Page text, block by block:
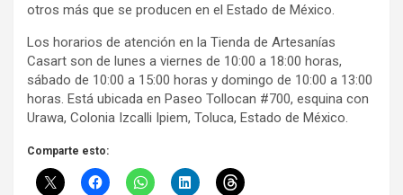
otros más que se producen en el Estado de México.
Los horarios de atención en la Tienda de Artesanías
Casart son de lunes a viernes de 10:00 a 18:00 horas,
sábado de 10:00 a 15:00 horas y domingo de 10:00 a 13:00
horas. Está ubicada en Paseo Tollocan #700, esquina con
Urawa, Colonia Izcalli Ipiem, Toluca, Estado de México.
Comparte esto: